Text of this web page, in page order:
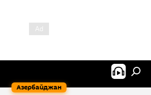
Азербайджан